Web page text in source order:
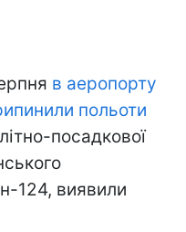
в аеропорту
польоти
посадкової
124, виявили